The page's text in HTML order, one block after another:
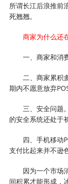
所谓长江后浪推前
死翘翘。
商家为什么还
一、商家和消
二、商家累积
期内不愿意放弃
三、安全问题
的安全系统还处于
四、手机移动
支付比起来并不逊
因为一个市场
间积累才能形成，